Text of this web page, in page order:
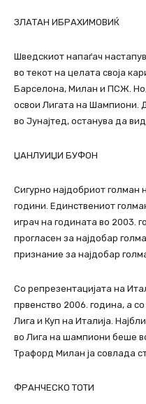
ЗЛАТАН ИБРАХИМОВИЌ
Шведскиот напаѓач
во текот на целата своја
Барселона, Милан и ПСЖ. Но,
освои Лигата на Шампиони.
во Јунајтед, останува да
ЏАНЛУИЏИ БУФОН
Сигурно најдобриот голман
години. Единствениот
играч на годината во 2003.
прогласен за најдобар
признание за најдобар
Со репрезентацијата на
првенство 2006. година, а
Лига и Куп на Италија.
во Лига на шампиони беше
Трафорд Милан ја совлада
ФРАНЧЕСКО ТОТИ